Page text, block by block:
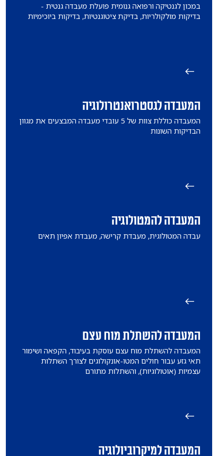
במכון לגנטיקה ורפואה גנומית פועלת מעבדה גנטית -
בדיקות מולקולריות, בדיקת ציטוגנטיות, בדיקות ביוכימיות
המעבדה לגסטרואנטרולוגיה
המעבדה כוללת צוות של 5 עובדי מעבדה המבצעים את מגוון
הבדיקות השונות
המעבדה להמטולוגיה
עבדה המטולוגית, מעבדת קרישה, מעבדת אפיון תאים
המעבדה להשתלת מוח עצם
המעבדה להשתלת מוח עצם עוסקת בעיבוד, הקפאה ושימור
תאי גזע עבור חולים המטו-אונקולוגים לצורך השתלות
עצמיות (אוטולוגיות), והשתלות מתורם
המעבדה למיקרוביולוגיה